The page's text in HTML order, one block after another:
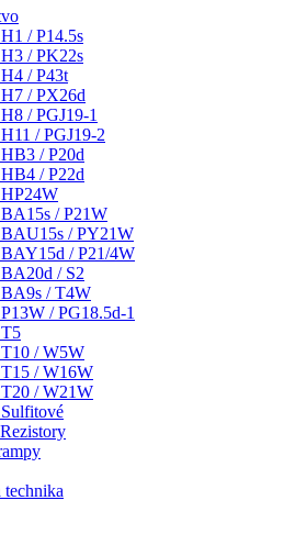
/ P14.5s
/ PK22s
/ P43t
/ PX26d
/ PGJ19-1
/ PGJ19-2
/ P20d
/ P22d
/ P21W
/ PY21W
/ P21/4W
/ S2
/ T4W
/ PG18.5d-1
/ W5W
/ W16W
/ W21W
technika